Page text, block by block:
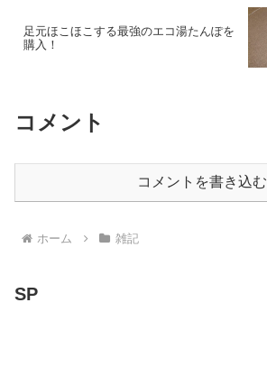
足元ほこほこする最強のエコ湯たんぽを
購入！
コメント
コメントを書き込む
ホーム 雑記
SP